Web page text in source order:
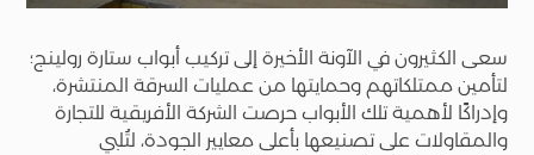
سعى الكثيرون في الآونة الأخيرة إلى تركيب أبواب ستارة رولينج؛
لتأمين ممتلكاتهم وحمايتها من عمليات السرقة المنتشرة،
وإدراكًا لأهمية تلك الأبواب حرصت الشركة الأفريقية للتجارة
والمقاولات على تصنيعها بأعلى معايير الجودة، لتُلبي